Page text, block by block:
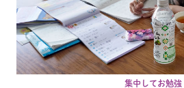
集中してお勉強